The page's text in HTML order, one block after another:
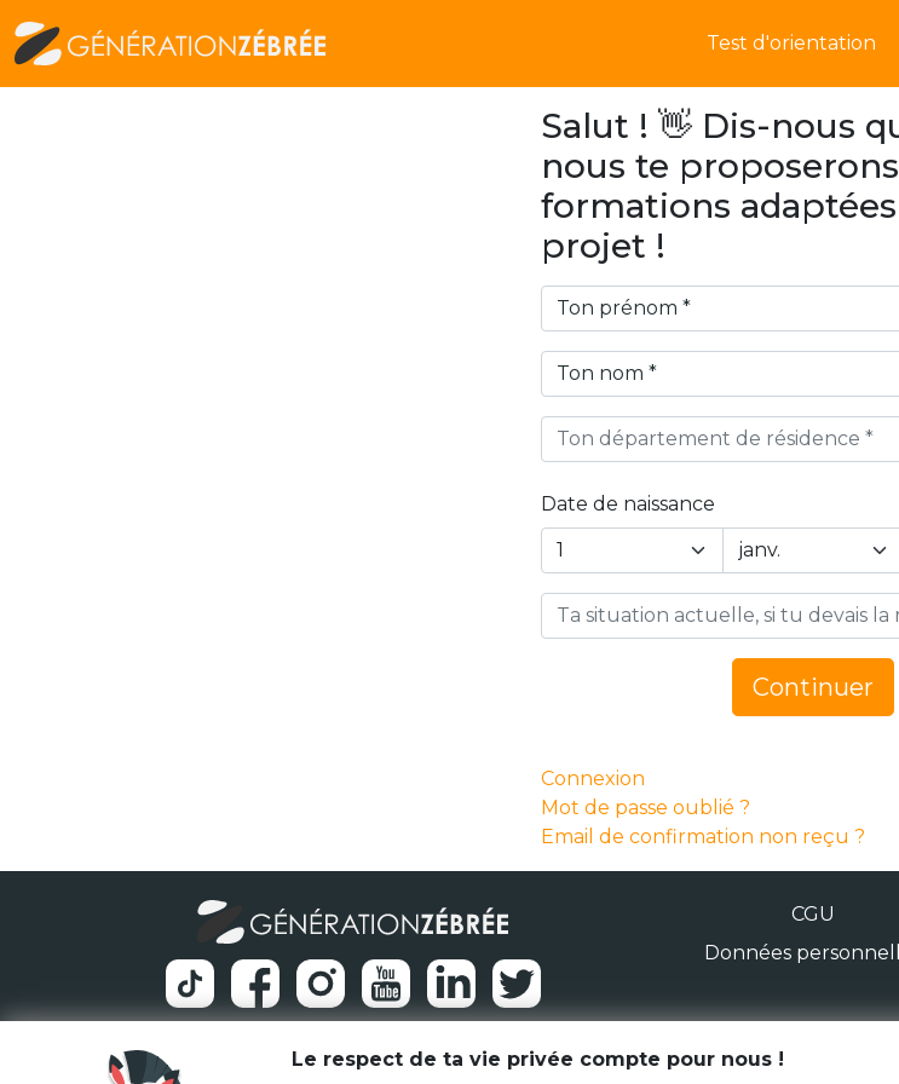
Test d'orientation
Salut ! 👋 Dis-nous
nous te
formations adaptées
projet !
Ton département de résidence *
Date de naissance
Year
Continuer
Connexion
Mot de passe oublié ?
Email de confirmation non reçu ?
CGU
Données
© Génération Zébrée
Le respect de ta vie privée compte pour nous !